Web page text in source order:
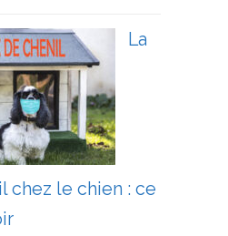
La
chez le chien : ce